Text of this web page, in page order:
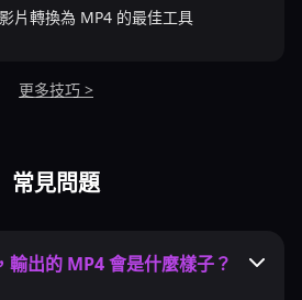
片轉換為 MP4 的最佳工具
更多技巧 >
常見問題
輸出的 MP4 會是什麼樣子？